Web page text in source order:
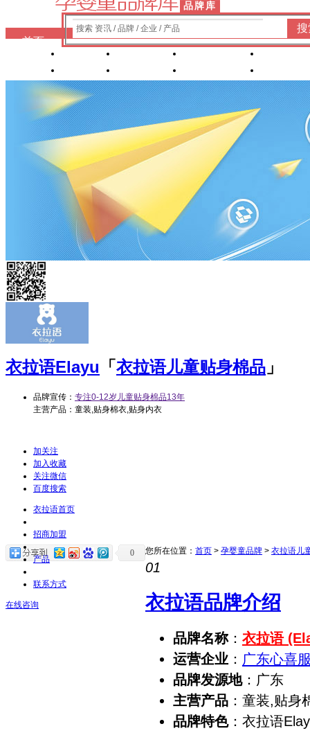
品牌库
搜索 资讯 / 品牌 / 企业 / 产品
搜
首页
衣拉语Elayu 「衣拉语儿童贴身棉品 」
品牌宣传： 专注0-12岁儿童贴身棉品13年
主营产品：童装,贴身棉衣,贴身内衣
加关注
加入收藏
关注微信
百度搜索
衣拉语首页
招商加盟
产品
联系方式
在线咨询
0 您所在位置： 首页 > 孕婴童品牌 > 衣拉语儿
01
衣拉语品牌介绍
品牌名称： 衣拉语
运营企业 ： 广东心喜
品牌发源地：广东
主营产品 ：童装,贴身
品牌特色：衣拉语